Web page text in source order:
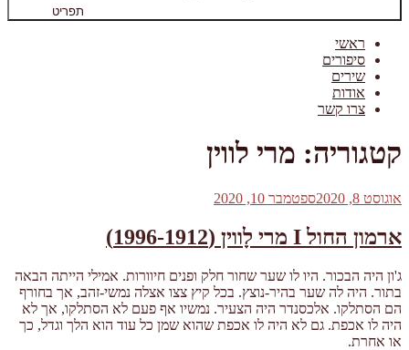
תפריט
ראשי
סיפורים
שירים
אודות
צרו קשר
קטגוריה: מרי לווין
פורסם
אוגוסט 8, 2020 ספטמבר 10, 2020
ארמון החול I מרי לָווין (1996-1912)
ג'ון היה הבכור. היו לו שער שחור חלק ופנים חיוורות. אמילי הייתה הבאה
בתור. היה לה שער בהיר-נוצץ. בכל קיץ צצו אצלה נמשי-זהב, אך בחורף
הם הסתלקו. אלכסנדר היה הצעיר. נמשיו אף פעם לא הסתלקו, אך לא
היה לו אכפת. גם לא היה לו אכפת שהוא שמן כל עוד הוא הלך וגדל, כך
או אחרת.